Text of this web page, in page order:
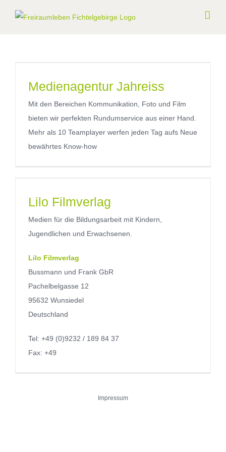
Medienagentur Jahreiss
Mit den Bereichen Kommunikation, Foto und Film
bieten wir perfekten Rundumservice aus einer Hand.
Mehr als 10 Teamplayer werfen jeden Tag aufs Neue
bewährtes Know-how
Lilo Filmverlag
Medien für die Bildungsarbeit mit Kindern,
Jugendlichen und Erwachsenen.
Lilo Filmverlag
Bussmann und Frank GbR
Pachelbelgasse 12
95632 Wunsiedel
Deutschland
Tel: +49 (0)9232 / 189 84 37
Fax: +49
Impressum